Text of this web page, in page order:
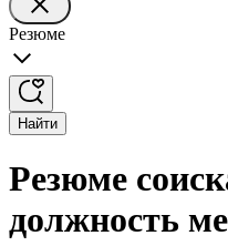
Резюме
Найти
Резюме
должность